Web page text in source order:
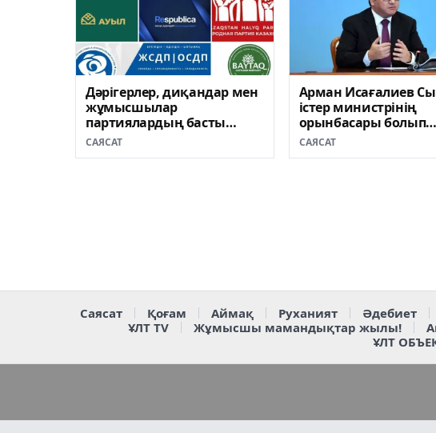
Дәрігерлер, диқандар мен
жұмысшылар
партиялардың басты
аудиториясына айналды
САЯСАТ
Арман Исағалиев
істер министрінің
орынбасары болып
тағайындалды
САЯСАТ
Саясат Қоғам Аймақ Руханият Әдебиет
ҰЛТ TV
Жұмысшы мамандықтар жылы!
ҰЛТ